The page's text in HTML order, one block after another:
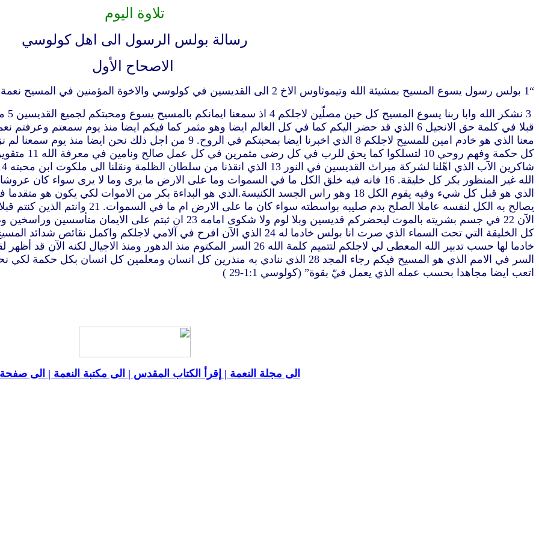
تلاوة اليوم
رسالة بولس الرسول الى اهل كولوسي
الاصحاح الأول
“1 بولس رسول يسوع المسيح بمشيئة الله وتيموثاوس الاخ 2 الى القديسين في كولوسي والاخوة المؤمنين في المسيح نعمة لكم وسلام من الله ابينا والرب يسوع المسيح
3
معنا الذي هو خادم امين للمسيح لاجلكم 8 الذي اخبرنا ايضا بمحبتكم في
يصالح به الكل لنفسه عاملا الصلح بدم
الآن 22 في جسم بشريته بالموت ليحضركم قديسين وبلا لوم ولا شكوى
اتعب ايضا مجاهدا بحسب عمله الذي يعمل فيّ بقوة” (كولوسي 1:1-29 )
الى مجلة النعمة | إقرأ الكتاب المقدس | الى مكتبة النعمة | الى صفحة